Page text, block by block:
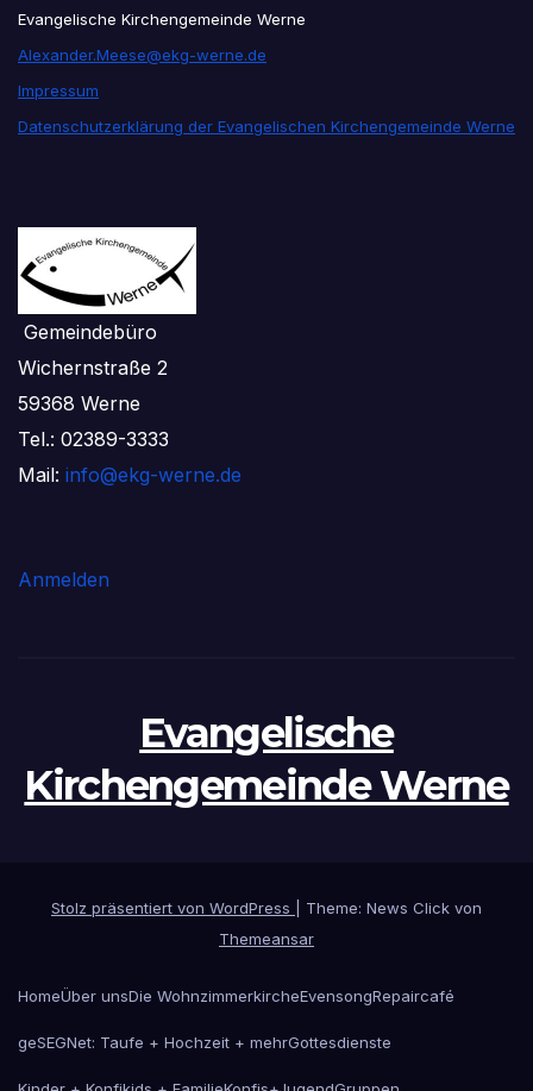
Evangelische Kirchengemeinde Werne
Alexander.Meese@ekg-werne.de
Impressum
Datenschutzerklärung der Evangelischen Kirchengemeinde Werne
Gemeindebüro
Wichernstraße 2
59368 Werne
Tel.: 02389-3333
Mail: info@ekg-werne.de
Anmelden
Evangelische
Kirchengemeinde Werne
Stolz präsentiert von WordPress
Theme: News Click von
Themeansar
HomeÜber unsDie WohnzimmerkircheEvensongRepaircafé
geSEGNet: Taufe + Hochzeit + mehrGottesdienste